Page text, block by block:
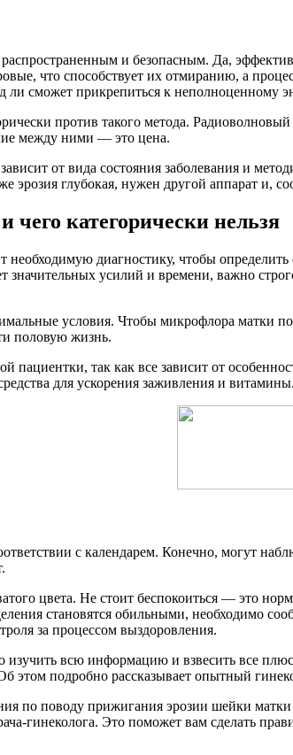
и безопасным. Да,
что способствует их отмиранию, а
ли сможет прикрепиться к неполноценному
против такого метода.
между ними — это цена.
от вида состояния заболевания и
глубокая, нужен другой аппарат и,
категорически нельзя
диагностику, чтобы
значительных усилий и времени, важно
условия. Чтобы микрофлора матки
половую жизнь.
пациентки, так как все зависит от
для ускорения заживления и витамины.
с календарем. Конечно, могут
цвета. Не стоит беспокоиться — это
становятся обильными, необходимо
за процессом выздоровления.
всю информацию и взвесить все
этом подробно рассказывает опытный
по поводу прижигания эрозии шейки
гинеколога. Это поможет вам сделать